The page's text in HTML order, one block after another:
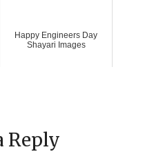
Happy Engineers Day
Shayari Images
Reply